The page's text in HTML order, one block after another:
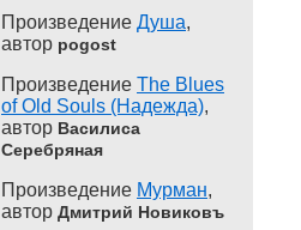
Произведение Душа,
автор pogost
Произведение The Blues
of Old Souls (Надежда),
автор Василиса
Серебряная
Произведение Мурман,
автор Дмитрий Новиковъ